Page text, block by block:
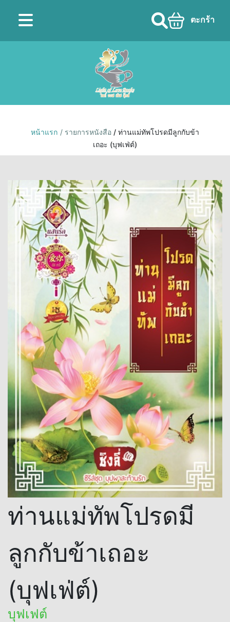
ตะกร้า
หน้าแรก / รายการหนังสือ / ท่านแม่ทัพโปรดมีลูกกับข้า
เถอะ (บุฟเฟ่ต์)
ท่านแม่ทัพโปรดมี
ลูกกับข้าเถอะ
(บุฟเฟ่ต์)
บุฟเฟต์